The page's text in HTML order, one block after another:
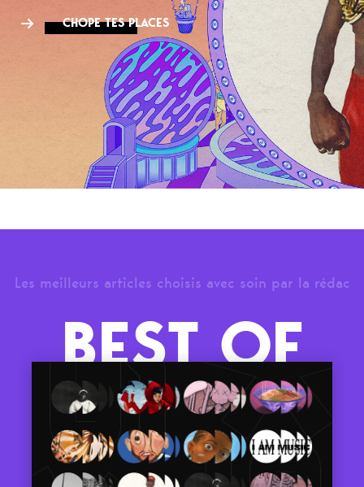
CHOPE TES PLACES
Les meilleurs articles choisis avec soin par la rédac
BEST OF